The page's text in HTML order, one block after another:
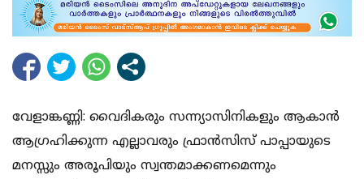
വേളാങ്കണ്ണി: വൈദികരും സന്ന്യാസിനികളും ആകാന്‍
ആഗ്രഹിക്കുന്ന എല്ലാവരും ഫ്രാന്‍സിസ് പാപ്പായുടെ
മനസ്സും അരൂപിയും സ്വന്തമാക്കണമെന്നും